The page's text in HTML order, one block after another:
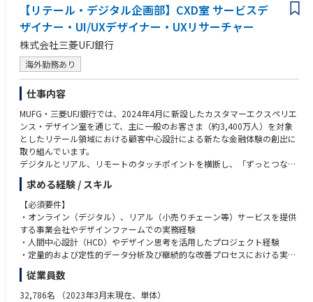
・デジタルシフトが加速する金融領域で、革新的なブランド体験の創出に
チャレンジできます
・社内外の優秀なクリエイターと協働し、統合的なブランドコミュニケー
ションを実現できます
・カード商品、決済サービス、コーポレートなど、多様なブランディング
プロジェクトをリードできます
・業界の枠を超えた新しいブランド体験の創出に、クリエイティブの観点
からチャレンジできます
・グローバル展開を見据えた、次世代の金融ブランドづくりに携われます
・デジタルマーケティングの知見
・広告代理店でのアートディレクター経験
・英語でのコミュニケーション能力
■求める人物像
・ブランドの本質を理解し、一貫性のあるクリエイティブを提案できる方
・マーケティング戦略を理解し、効果的なクリエイティブソリューション
を提供できる方
・トレンドを捉えながら、ブランドの独自性を表現できる方
・クリエイティブチームのメンバーを育成し、モチベーション高く組織を
牽引できる方
・クライアントのニーズを深く理解し、期待を超える提案ができる方
・経営層を含む様々なステークホルダーと円滑なコミュニケーションを取
・ブランド価値向上に向けた社内浸透活動に主体的に取り組める方
【リテール・デジタル企画部】CXD室 サービスデ
ザイナー・UI/UXデザイナー・UXリサーチャー
株式会社三菱UFJ銀行
海外勤務あり
仕事内容
MUFG・三菱UFJ銀行では、2024年4月に新設したカスタマーエクスペリエ
ンス・デザイン室を通じて、主に一般のお客さま（約3,400万人）を対象
としたリテール領域における顧客中心設計による新たな金融体験の創出に
取り組んでいます。
デジタルとリアル、リモートのタッチポイントを横断し、「ずっとつなが
る、ずっとよりそう」という理念のもと、お客さまが日々の生活で「MUF
Gで良かった」と感じて頂けるような体験を提供することを目指していま
す。このミッションに共感し、共に成長を目指すサービスデザイナー・UX
デザイナーを募集しています。
【職務】
三菱UFJ銀行を起点としてMUFGグループ各社と連携を行いながら、顧客体
れかの立場で担っていただきます。
※ご経験やご志向に合わせてポジションはご相談させていただきます。
求める経験 / スキル
【必須要件】
・オンライン（デジタル）、リアル（小売りチェーン等）サービスを提供
する事業会社やデザインファームでの実務経験
・人間中心設計（HCD）やデザイン思考を活用したプロジェクト経験
・定量的および定性的データ分析及び継続的な改善プロセスにおける実務
経験
・社内外ステークホルダーとの効果的なコミュニケーションと折衝経験
従業員数
32,786名 （2023年3月末現在、単体）